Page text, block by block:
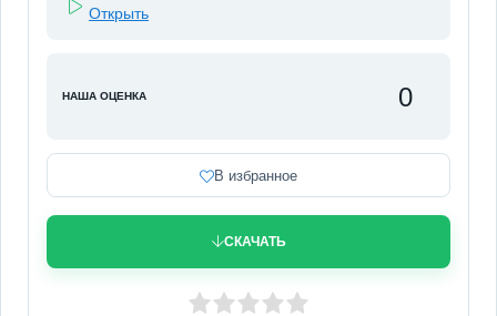
Открыть
НАША ОЦЕНКА 0
В избранное
СКАЧАТЬ
3 4 5